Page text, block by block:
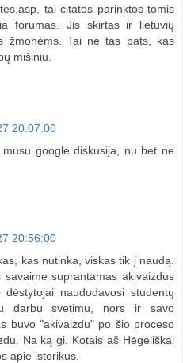
tai citatos parinktos tomis
forumas. Jis skirtas ir lietuvių
žmonėms. Tai ne tas pats, kas
mišiniu.
20:07:00
google diskusija, nu bet ne
20:56:00
kas nutinka, viskas tik į naudą.
suprantamas akivaizdus
naudodavosi studentų
darbu svetimu, nors ir savo
buvo "akivaizdu" po šio proceso
Na ką gi. Kotais aš Hėgeliškai
apie istorikus.